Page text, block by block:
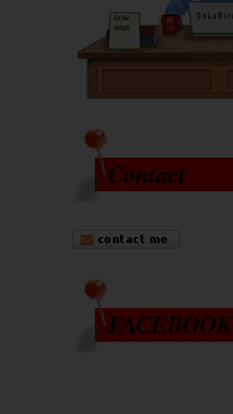
Contact
FACEBOOK